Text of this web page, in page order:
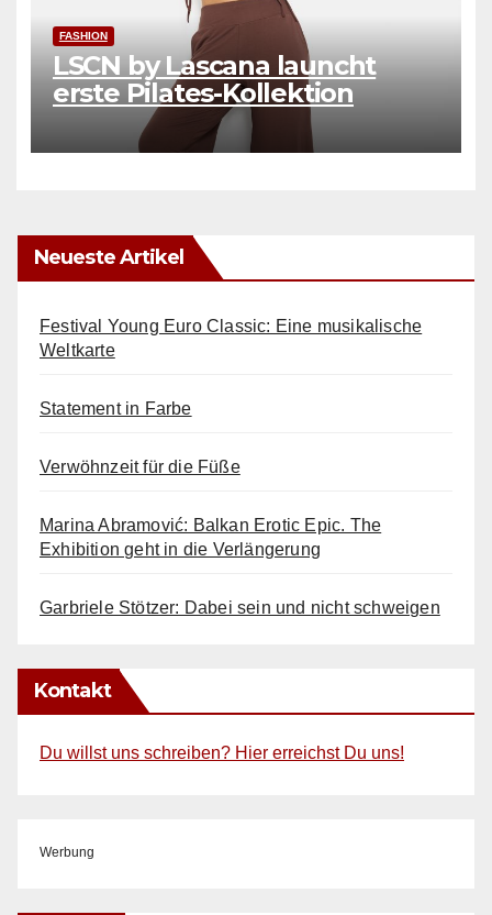
FASHION
LSCN by Lascana launcht
erste Pilates-Kollektion
Neueste Artikel
Festival Young Euro Classic: Eine musikalische
Weltkarte
Statement in Farbe
Verwöhnzeit für die Füße
Marina Abramović: Balkan Erotic Epic. The
Exhibition geht in die Verlängerung
Garbriele Stötzer: Dabei sein und nicht schweigen
Kontakt
Du willst uns schreiben? Hier erreichst Du uns!
Werbung